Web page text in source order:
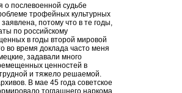
о послевоенной судьбе
трофейных культурных
потому что в те годы,
по российскому
в годы второй мировой
во время доклада часто меня
задавали много
ценностей в
и тяжело решаемой.
В мае 45 года советское
тогдашнего наркома